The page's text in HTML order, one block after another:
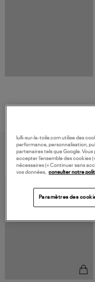
VOUS AIMEREZ AUSSI
lulli-sur-la-toile.com utilise des
performance, personnalisation,
partenaires tels que Google.
accepter l’ensemble des cookies
nécessaires (« Continuer sans
vos données, consulter notre
Paramètres des